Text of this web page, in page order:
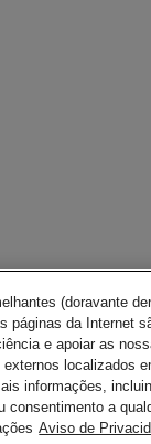
(doravante
páginas da Internet
e apoiar as
localizados
informações,
consentimento a
Aviso de